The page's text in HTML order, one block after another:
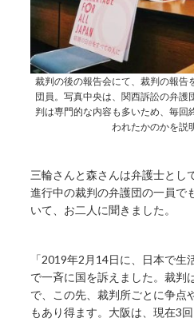
裁判の後の報告会にて、裁判の報告
団員。写真中央は、関西訴訟の弁護
判は専門的な内容も多いため、毎回
われたかのかを説
三輪さんと森さんは弁護士とし
進行中の裁判の弁護団の一員で
いて、お二人に聞きました。
「2019年2月14日に、日本で
で一斉に国を訴えました。裁判
で、この先、裁判所ごとに争点
もあり得ます。大阪は、現在3